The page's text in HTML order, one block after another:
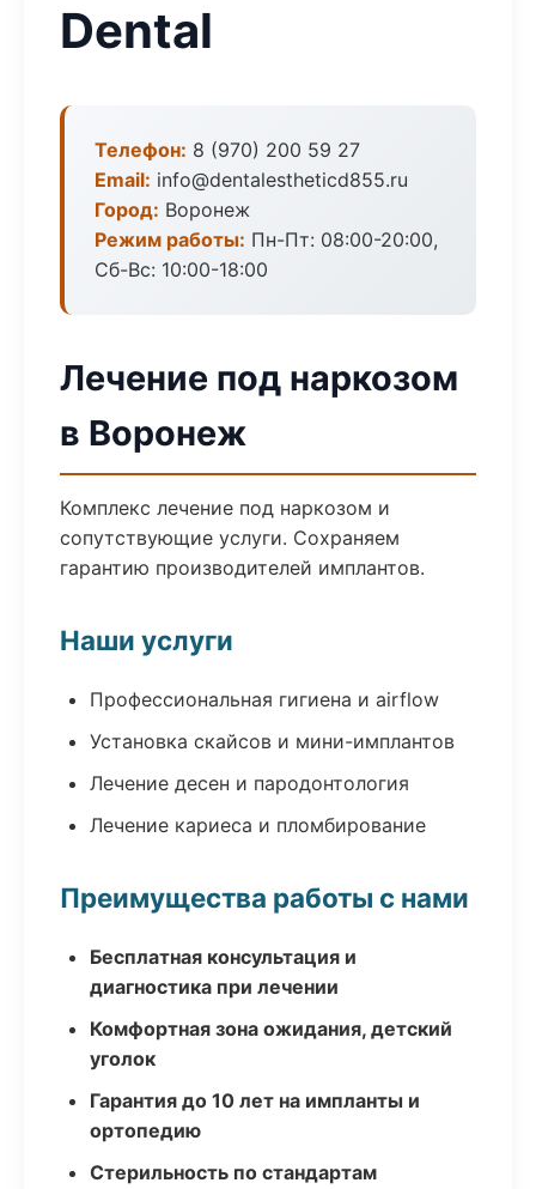
Dental
Телефон: 8 (970) 200 59 27
Email: info@dentalestheticd855.ru
Город: Воронеж
Режим работы: Пн-Пт: 08:00-20:00,
Сб-Вс: 10:00-18:00
Лечение под наркозом
в Воронеж
Комплекс лечение под наркозом и
сопутствующие услуги. Сохраняем
гарантию производителей имплантов.
Наши услуги
Профессиональная гигиена и airflow
Установка скайсов и мини-имплантов
Лечение десен и пародонтология
Лечение кариеса и пломбирование
Преимущества работы с нами
Бесплатная консультация и
диагностика при лечении
Комфортная зона ожидания, детский
уголок
Гарантия до 10 лет на импланты и
ортопедию
Стерильность по стандартам